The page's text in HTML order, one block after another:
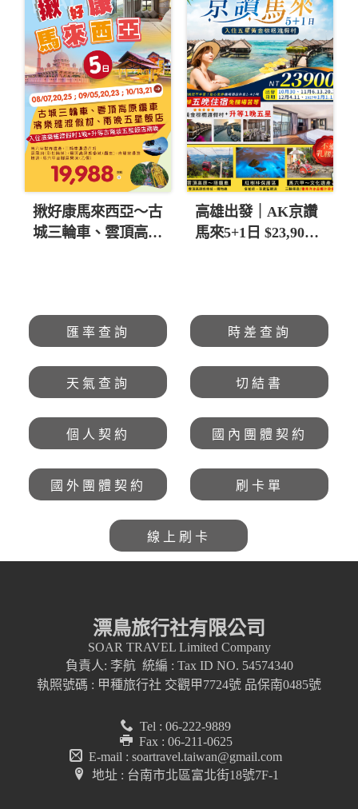
揪好康馬來西亞～古
城三輪車、雲頂高原
高雄出發｜AK京讚
馬來5+1日 $23,900
匯率查詢 時差查詢
天氣查詢 切結書
個人契約 國內團體契約
國外團體契約 刷卡單
線上刷卡
漂鳥旅行社有限公司
SOAR TRAVEL Limited Company
負責人: 李航 統編 : Tax ID NO. 54574340
執照號碼 : 甲種旅行社 交觀甲7724號 品保南0485號
Tel : 06-222-9889
Fax : 06-211-0625
E-mail : soartravel.taiwan@gmail.com
地址 : 台南市北區富北街18號7F-1